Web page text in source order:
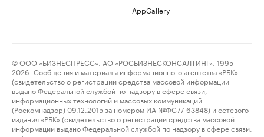
AppGallery
© ООО «БИЗНЕСПРЕСС», АО «РОСБИЗНЕСКОНСАЛТИНГ», 1995–
2026. Сообщения и материалы информационного агентства «РБК»
(свидетельство о регистрации средства массовой информации
выдано Федеральной службой по надзору в сфере связи,
информационных технологий и массовых коммуникаций
(Роскомнадзор) 09.12.2015 за номером ИА №ФС77-63848) и сетевого
издания «РБК» (свидетельство о регистрации средства массовой
информации выдано Федеральной службой по надзору в сфере связи,